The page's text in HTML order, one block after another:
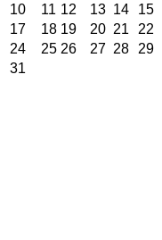
10
11 12 13 14 15
17
18 19 20 21 22
24
25 26 27 28 29
31